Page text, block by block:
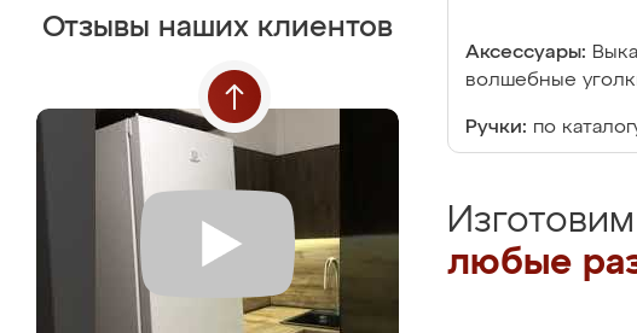
Отзывы наших клиентов
Аксессуары:
волшебные
Ручки: по
любые